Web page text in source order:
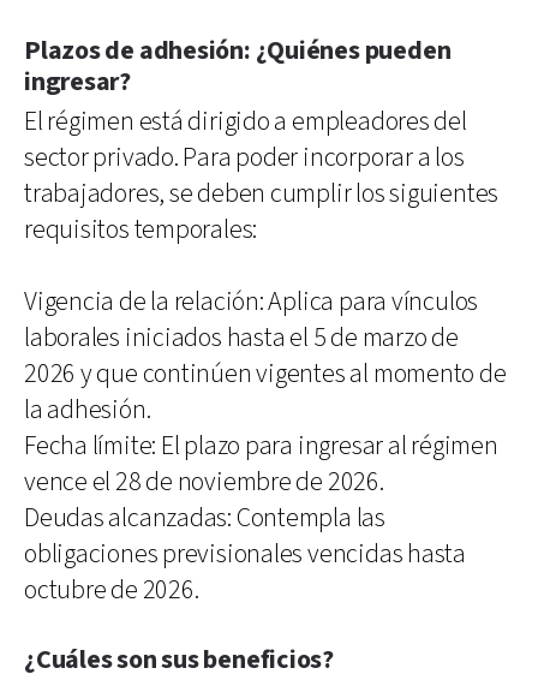
Plazos de adhesión: ¿Quiénes pueden
ingresar?
El régimen está dirigido a empleadores del
sector privado. Para poder incorporar a los
trabajadores, se deben cumplir los siguientes
requisitos temporales:
Vigencia de la relación: Aplica para vínculos
laborales iniciados hasta el 5 de marzo de
2026 y que continúen vigentes al momento de
la adhesión.
Fecha límite: El plazo para ingresar al régimen
vence el 28 de noviembre de 2026.
Deudas alcanzadas: Contempla las
obligaciones previsionales vencidas hasta
octubre de 2026.
¿Cuáles son sus beneficios?